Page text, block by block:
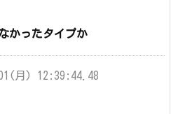
かったタイプか
月) 12:39:44.48